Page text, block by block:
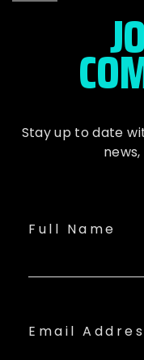
Stay up to date
Full Name
Email